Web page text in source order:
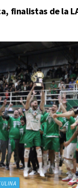
finalistas de la